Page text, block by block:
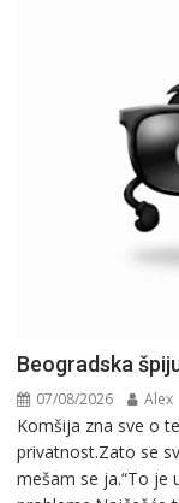
Beogradska
07/08/2026 Alex
Komšija zna sve o
privatnost.Zato se
mešam se ja.“To je